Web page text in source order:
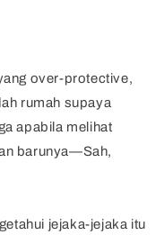
over-protective,
rumah supaya
apabila melihat
barunya—Sah,
jejaka-jejaka itu